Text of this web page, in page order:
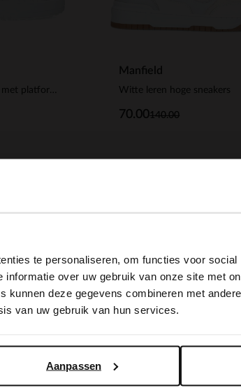
te personaliseren, om functies voor
over uw gebruik van onze site met
kunnen deze gegevens combineren met
van uw gebruik van hun services.
Aanpassen
Witte leren sneakers met platform zool
Manfield
Witte leren hoge sneakers
140.00
70.00
language isn't Dutch. Would you like to